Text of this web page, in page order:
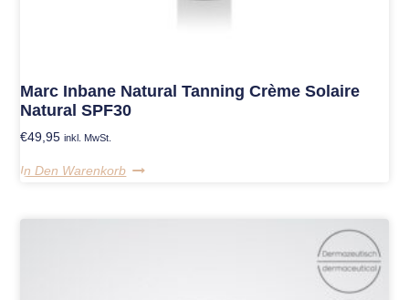
Marc Inbane Natural Tanning Crème Solaire
Natural SPF30
€49,95 inkl. MwSt.
In Den Warenkorb